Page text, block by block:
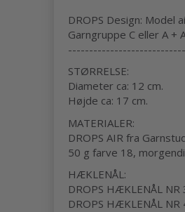
DROPS Design: Model
Garngruppe C eller A +
STØRRELSE:
Diameter ca: 12 cm.
Højde ca: 17 cm.
MATERIALER:
DROPS AIR fra
50 g farve 18,
HÆKLENÅL:
DROPS HÆKLENÅL NR
DROPS HÆKLENÅL NR